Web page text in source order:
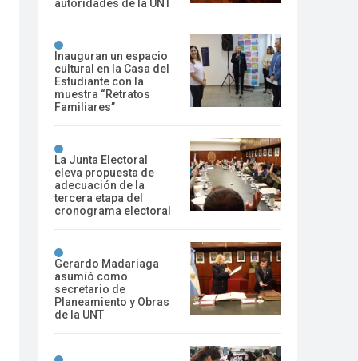
autoridades de la UNT
Inauguran un espacio
cultural en la Casa del
Estudiante con la
muestra “Retratos
Familiares”
La Junta Electoral
eleva propuesta de
adecuación de la
tercera etapa del
cronograma electoral
Gerardo Madariaga
asumió como
secretario de
Planeamiento y Obras
de la UNT